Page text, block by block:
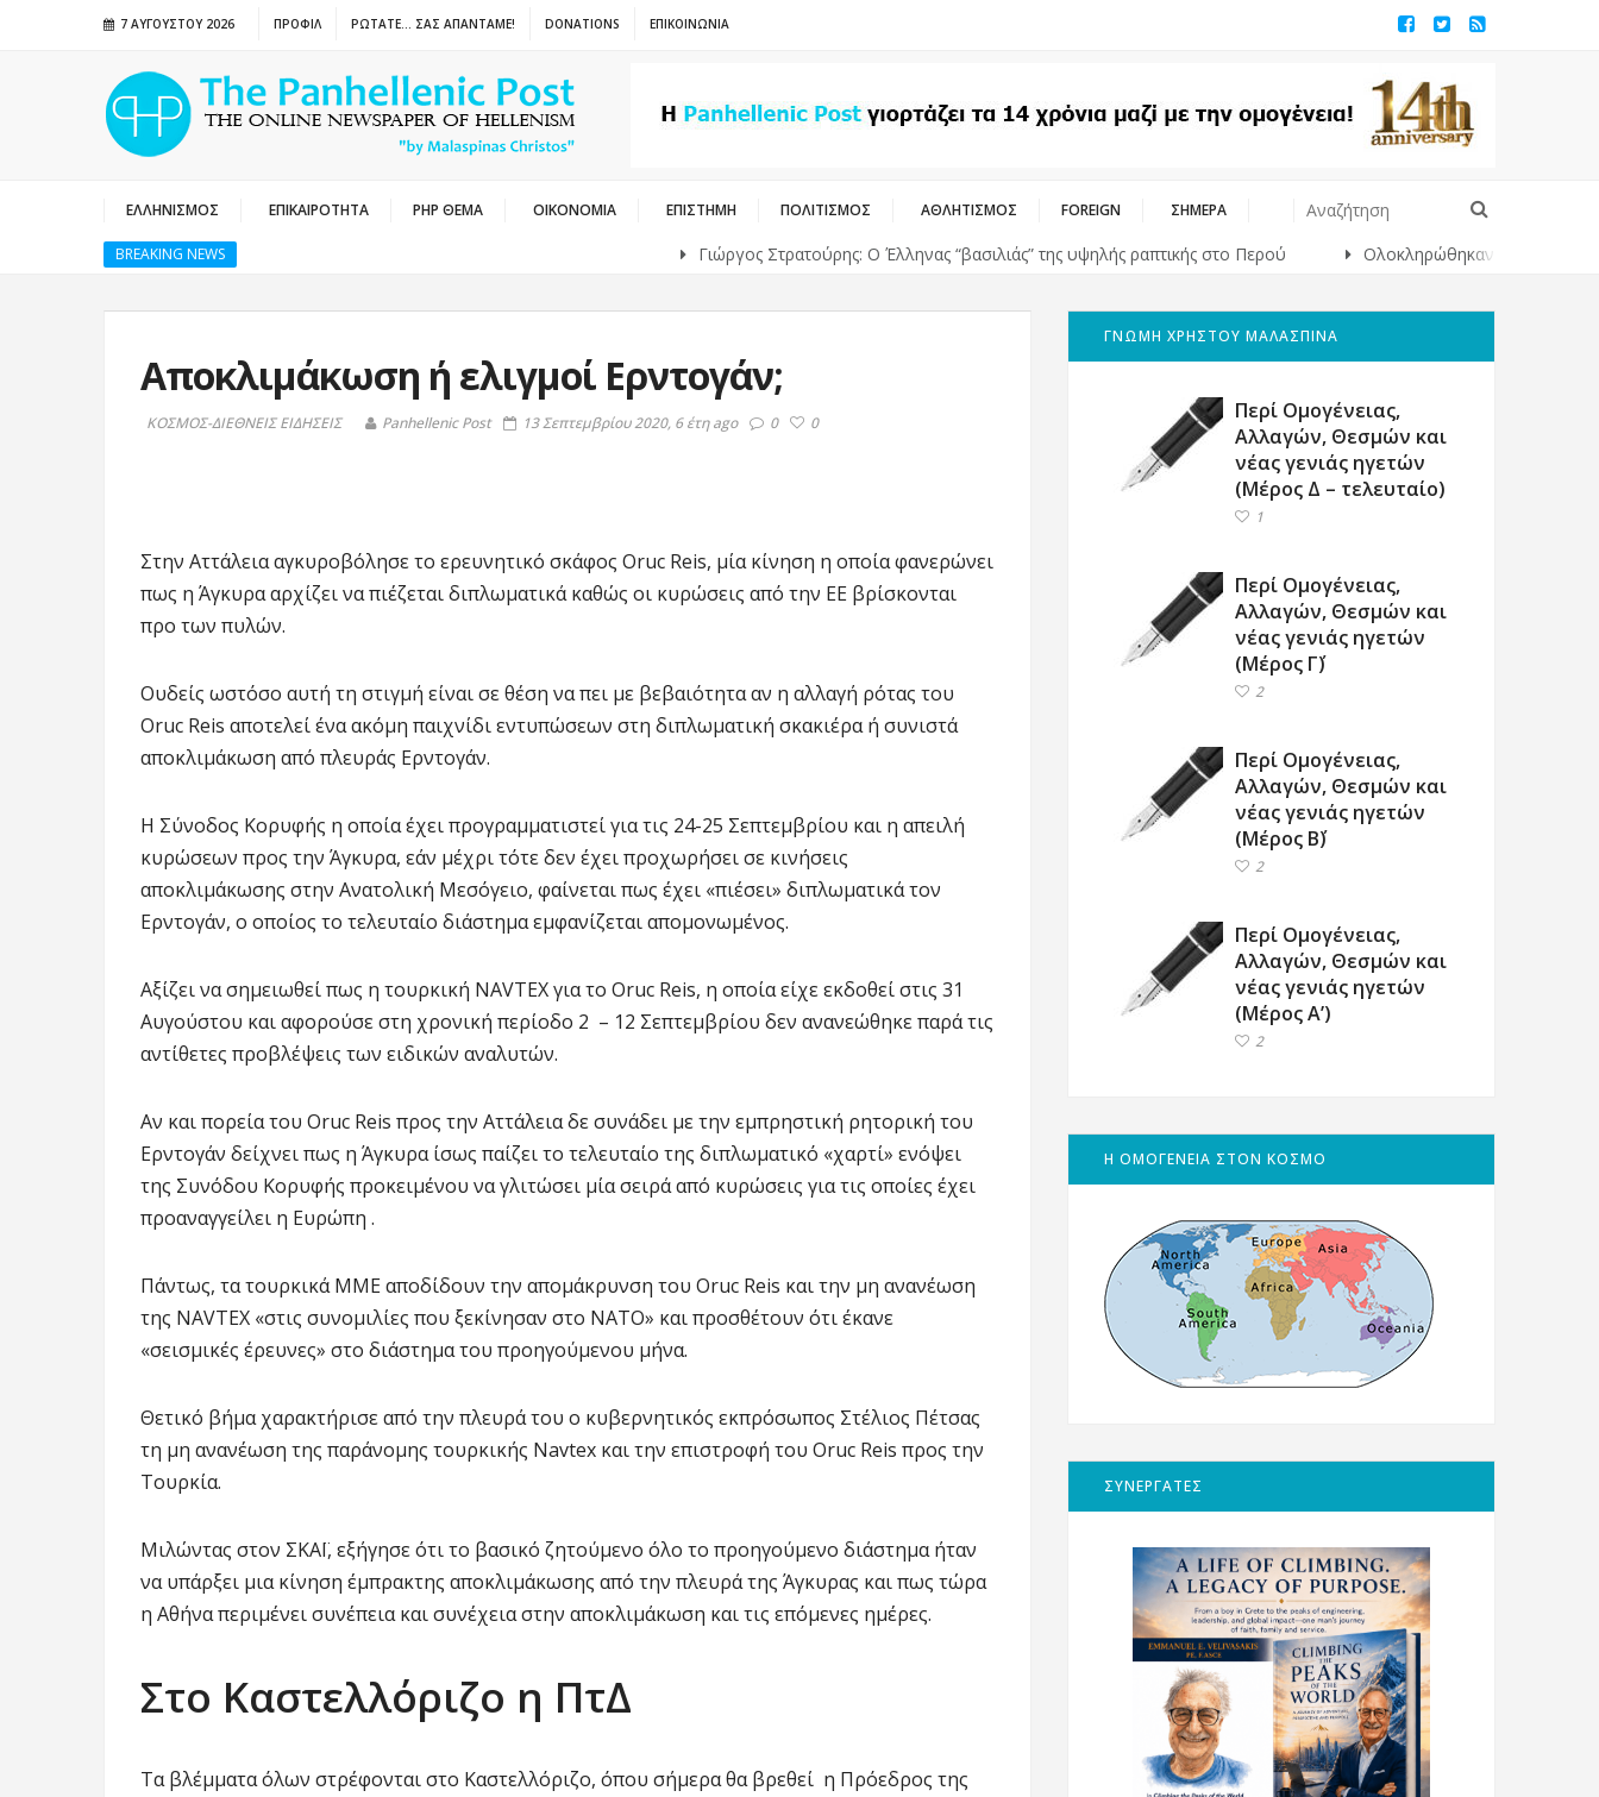
7 ΑΥΓΟΎΣΤΟΥ 2026 ΠΡΟΦΙΛ ΡΩΤΑΤΕ… ΣΑΣ ΑΠΑΝΤΑΜΕ! DONATIONS ΕΠΙΚΟΙΝΩΝΙΑ
ΕΛΛΗΝΙΣΜΟΣ ΕΠΙΚΑΙΡΟΤΗΤΑ PHP ΘΕΜΑ ΟΙΚΟΝΟΜΙΑ ΕΠΙΣΤΗΜΗ ΠΟΛΙΤΙΣΜΟΣ ΑΘΛΗΤΙΣΜΟΣ FOREIGN ΣΗΜΕΡΑ
BREAKING NEWS Γιώργος Στρατούρης: Ο Έλληνας “βασιλιάς” της υψηλής ραπτικής στο Περού Ολοκληρώθηκαν 325 αυτοψίες στις
Αποκλιμάκωση ή ελιγμοί Ερντογάν;
ΚΟΣΜΟΣ-ΔΙΕΘΝΕΙΣ ΕΙΔΗΣΕΙΣ Panhellenic Post 13 Σεπτεμβρίου 2020, 6 έτη ago 0 0
Στην Αττάλεια αγκυροβόλησε το ερευνητικό σκάφος Oruc Reis, μία κίνηση η οποία φανερώνει
πως η Άγκυρα αρχίζει να πιέζεται διπλωματικά καθώς οι κυρώσεις από την ΕΕ βρίσκονται
προ των πυλών.
Ουδείς ωστόσο αυτή τη στιγμή είναι σε θέση να πει με βεβαιότητα αν η αλλαγή ρότας του
Oruc Reis αποτελεί ένα ακόμη παιχνίδι εντυπώσεων στη διπλωματική σκακιέρα ή συνιστά
αποκλιμάκωση από πλευράς Ερντογάν.
Η Σύνοδος Κορυφής η οποία έχει προγραμματιστεί για τις 24-25 Σεπτεμβρίου και η απειλή
κυρώσεων προς την Άγκυρα, εάν μέχρι τότε δεν έχει προχωρήσει σε κινήσεις
αποκλιμάκωσης στην Ανατολική Μεσόγειο, φαίνεται πως έχει «πιέσει» διπλωματικά τον
Ερντογάν, ο οποίος το τελευταίο διάστημα εμφανίζεται απομονωμένος.
Αξίζει να σημειωθεί πως η τουρκική NAVTEX για το Oruc Reis, η οποία είχε εκδοθεί στις 31
Αυγούστου και αφορούσε στη χρονική περίοδο 2 – 12 Σεπτεμβρίου δεν ανανεώθηκε παρά τις
αντίθετες προβλέψεις των ειδικών αναλυτών.
Αν και πορεία του Oruc Reis προς την Αττάλεια δε συνάδει με την εμπρηστική ρητορική του
Ερντογάν δείχνει πως η Άγκυρα ίσως παίζει το τελευταίο της διπλωματικό «χαρτί» ενόψει
της Συνόδου Κορυφής προκειμένου να γλιτώσει μία σειρά από κυρώσεις για τις οποίες έχει
προαναγγείλει η Ευρώπη .
Πάντως, τα τουρκικά MME αποδίδουν την απομάκρυνση του Oruc Reis και την μη ανανέωση
της NAVTEX «στις συνομιλίες που ξεκίνησαν στο ΝΑΤΟ» και προσθέτουν ότι έκανε
«σεισμικές έρευνες» στο διάστημα του προηγούμενου μήνα.
Θετικό βήμα χαρακτήρισε από την πλευρά του ο κυβερνητικός εκπρόσωπος Στέλιος Πέτσας
τη μη ανανέωση της παράνομης τουρκικής Navtex και την επιστροφή του Oruc Reis προς την
Τουρκία.
Mιλώντας στoν ΣΚΑΪ, εξήγησε ότι το βασικό ζητούμενο όλο το προηγούμενο διάστημα ήταν
να υπάρξει μια κίνηση έμπρακτης αποκλιμάκωσης από την πλευρά της Άγκυρας και πως τώρα
η Αθήνα περιμένει συνέπεια και συνέχεια στην αποκλιμάκωση και τις επόμενες ημέρες.
Στο Καστελλόριζο η ΠτΔ
Τα βλέμματα όλων στρέφονται στο Καστελλόριζο, όπου σήμερα θα βρεθεί η Πρόεδρος της
ΓΝΩΜΗ ΧΡΗΣΤΟΥ ΜΑΛΑΣΠΙΝΑ
Περί Ομογένειας,
Αλλαγών, Θεσμών και
νέας γενιάς ηγετών
(Μέρος Δ – τελευταίο)
1
Περί Ομογένειας,
Αλλαγών, Θεσμών και
νέας γενιάς ηγετών
(Μέρος Γ΄)
2
Περί Ομογένειας,
Αλλαγών, Θεσμών και
νέας γενιάς ηγετών
(Μέρος Β΄)
2
Περί Ομογένειας,
Αλλαγών, Θεσμών και
νέας γενιάς ηγετών
(Μέρος Α’)
2
Η ΟΜΟΓΕΝΕΙΑ ΣΤΟΝ ΚΟΣΜΟ
ΣΥΝΕΡΓΑΤΕΣ